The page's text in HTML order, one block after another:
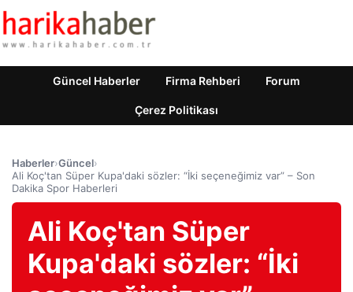
Güncel Haberler Firma Rehberi Forum
Çerez Politikası
Haberler›Güncel›
Ali Koç'tan Süper Kupa'daki sözler: “İki seçeneğimiz var” – Son
Dakika Spor Haberleri
Ali Koç'tan Süper
Kupa'daki sözler: “İki